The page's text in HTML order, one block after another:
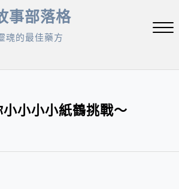
事部落格
魂的最佳藥方
小小小小紙鶴挑戰～